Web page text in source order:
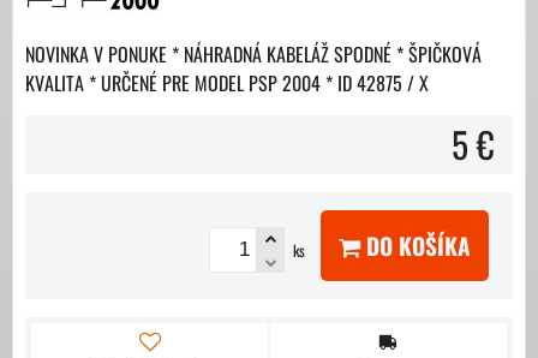
NOVINKA V PONUKE * NÁHRADNÁ KABELÁŽ SPODNÉ * ŠPIČKOVÁ
KVALITA * URČENÉ PRE MODEL PSP 2004 * ID 42875 / X
5 €
ks DO KOŠÍKA